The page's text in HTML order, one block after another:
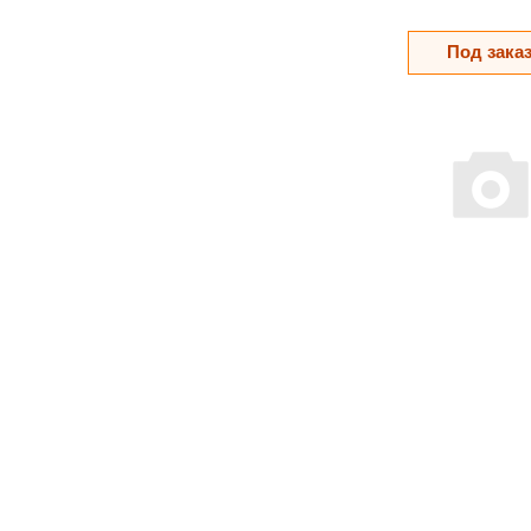
Под заказ